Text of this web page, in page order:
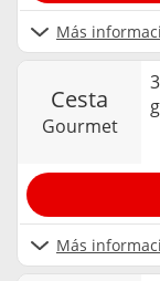
Más
cesta
gourmet
Más